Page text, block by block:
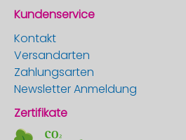
Kundenservice
Kontakt
Versandarten
Zahlungsarten
Newsletter Anmeldung
Zertifikate